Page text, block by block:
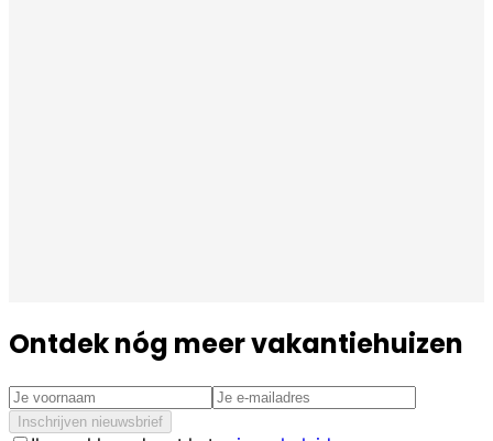
Ontdek nóg meer vakantiehuizen
Inschrijven nieuwsbrief